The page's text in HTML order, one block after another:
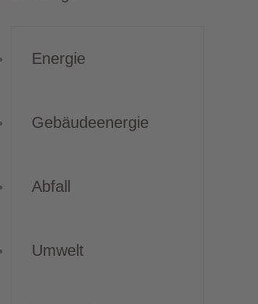
Energie
Gebäudeenergie
Abfall
Umwelt